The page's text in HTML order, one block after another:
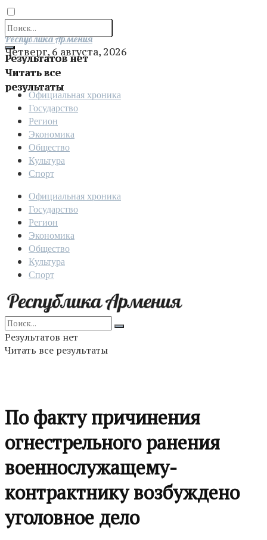
Результатов нет
Читать все
результаты
Отправить
Республика Армения
Четверг, 6 августа, 2026
Официальная хроника
Государство
Регион
Экономика
Общество
Культура
Спорт
Официальная хроника
Государство
Регион
Экономика
Общество
Культура
Спорт
Результатов нет
Читать все результаты
По факту причинения
огнестрельного ранения
военнослужащему-
контрактнику возбуждено
уголовное дело